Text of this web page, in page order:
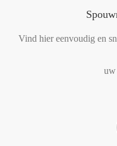
Vind hier eenvoudig en
uw